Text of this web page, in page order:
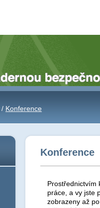
/ Konference
Konference
Prostřednictvím
práce, a vy jste
zobrazeny až